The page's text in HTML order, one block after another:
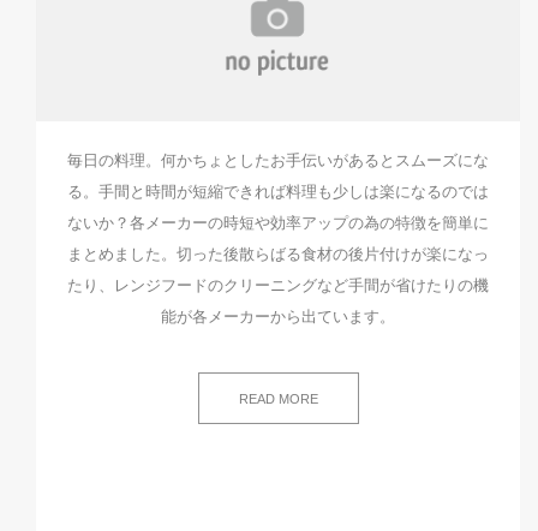
毎日の料理。何かちょとしたお手伝いがあるとスムーズにな
る。手間と時間が短縮できれば料理も少しは楽になるのでは
ないか？各メーカーの時短や効率アップの為の特徴を簡単に
まとめました。切った後散らばる食材の後片付けが楽になっ
たり、レンジフードのクリーニングなど手間が省けたりの機
能が各メーカーから出ています。
READ MORE